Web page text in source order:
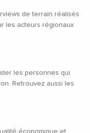
de terrain réalisés
les acteurs régionaux
les personnes qui
Retrouvez aussi les
économique et